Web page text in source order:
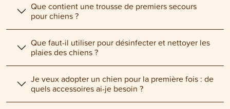
Que contient une trousse de premiers secours
pour chiens ?
Que faut-il utiliser pour désinfecter et nettoyer les
plaies des chiens ?
Je veux adopter un chien pour la première fois : de
quels accessoires ai-je besoin ?